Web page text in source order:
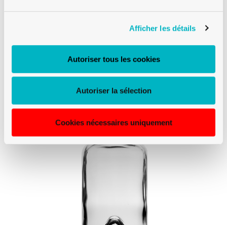
Afficher les détails
Autoriser tous les cookies
Autoriser la sélection
Cookies nécessaires uniquement
APOTHEKER ROND